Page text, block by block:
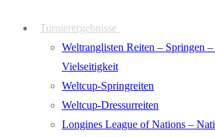
Turnierergebnisse
Weltranglisten Reiten – Springen
Vielseitigkeit
Weltcup-Springreiten
Weltcup-Dressurreiten
Longines League of Nations –